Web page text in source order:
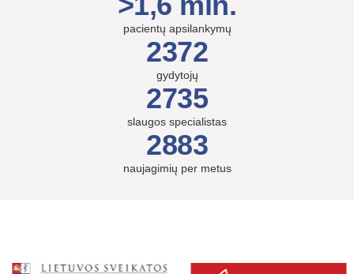
pacientų apsilankymų
2372
gydytojų
2735
slaugos specialistas
2883
naujagimių per metus